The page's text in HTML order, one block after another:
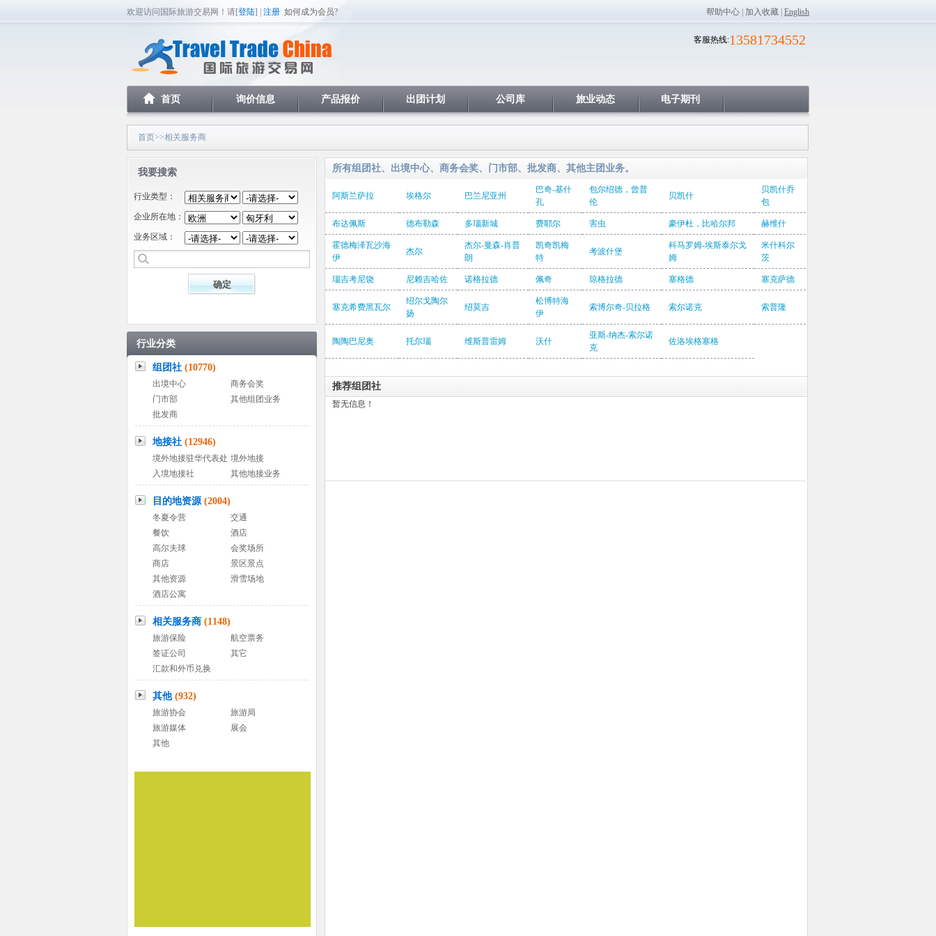
欢迎访问国际旅游交易网！请[登陆] | 注册 如何成为会员? 帮助中心 加入收藏 English
13581734552
客服热线:
首页 询价信息 产品报价 出团计划 公司库 旅业动态 电子期刊
首页>>相关服务商
我要搜索
行业类型：
企业所在地：
业务区域：
行业分类
组团社 (10770)
出境中心
商务会奖
门市部
其他组团业务
批发商
地接社 (12946)
境外地接驻华代表处 境外地接
入境地接社
其他地接业务
目的地资源 (2004)
冬夏令营
交通
餐饮
酒店
高尔夫球
会奖场所
商店
景区景点
其他资源
滑雪场地
酒店公寓
相关服务商 (1148)
旅游保险
航空票务
签证公司
其它
汇款和外币兑换
其他 (932)
旅游协会
旅游局
旅游媒体
展会
其他
所有组团社、出境中心、商务会奖、门市部、批发商、其他主团业务。
阿斯兰萨拉 埃格尔 巴兰尼亚州
巴奇-基什
孔
包尔绍德，曾普
伦
贝凯什
贝凯什乔
包
布达佩斯 德布勒森 多瑙新城 费耶尔 害虫 豪伊杜，比哈尔邦 赫维什
霍德梅泽瓦沙海
伊
杰尔
杰尔-曼森-肖普
朗
凯奇凯梅
特
考波什堡
科马罗姆-埃斯泰尔戈
姆
米什科尔
茨
瑙吉考尼饶 尼赖吉哈佐 诺格拉德 佩奇 琼格拉德 塞格德 塞克萨德
塞克希费黑瓦尔
绍尔戈陶尔
扬
绍莫吉
松博特海
伊
索博尔奇-贝拉格 索尔诺克 索普隆
陶陶巴尼奥 托尔瑙 维斯普雷姆 沃什
亚斯-纳杰-索尔诺
克
佐洛埃格塞格
推荐组团社
暂无信息！